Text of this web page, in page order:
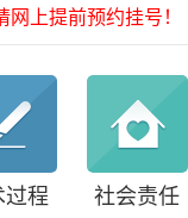
上提前预约挂号！
过程 社会责任